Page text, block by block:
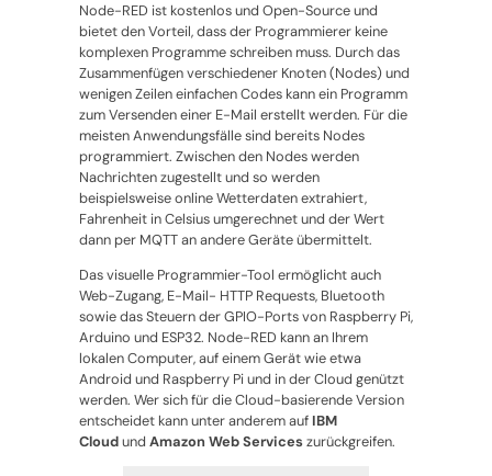
Node-RED ist kostenlos und Open-Source und
bietet den Vorteil, dass der Programmierer keine
komplexen Programme schreiben muss. Durch das
Zusammenfügen verschiedener Knoten (Nodes) und
wenigen Zeilen einfachen Codes kann ein Programm
zum Versenden einer E-Mail erstellt werden. Für die
meisten Anwendungsfälle sind bereits Nodes
programmiert. Zwischen den Nodes werden
Nachrichten zugestellt und so werden
beispielsweise online Wetterdaten extrahiert,
Fahrenheit in Celsius umgerechnet und der Wert
dann per MQTT an andere Geräte übermittelt.
Das visuelle Programmier-Tool ermöglicht auch
Web-Zugang, E-Mail- HTTP Requests, Bluetooth
sowie das Steuern der GPIO-Ports von Raspberry Pi,
Arduino und ESP32. Node-RED kann an Ihrem
lokalen Computer, auf einem Gerät wie etwa
Android und Raspberry Pi und in der Cloud genützt
werden. Wer sich für die Cloud-basierende Version
entscheidet kann unter anderem auf IBM
Cloudund Amazon Web Services zurückgreifen.